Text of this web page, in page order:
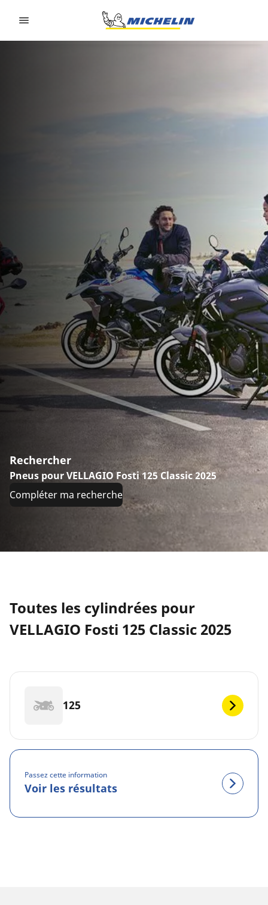
Rechercher
Pneus pour VELLAGIO Fosti 125 Classic 2025
Compléter ma recherche
Toutes les cylindrées pour
VELLAGIO Fosti 125 Classic 2025
125
Passez cette information
Voir les résultats